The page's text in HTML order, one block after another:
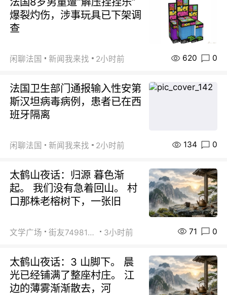
爆裂灼伤，涉事玩具已下架调
查
闲聊法国 新闻我来找 2小时前 620 0
法国卫生部门通报输入性安第
斯汉坦病毒病例，患者已在西
班牙隔离
闲聊法国 新闻我来找 2小时前 134 0
太鹤山夜话：归源 暮色渐
起。 我们没有急着回山。 村
口那株老榕树下，一张旧
文学广场 街友74981146 3小时前 71 0
太鹤山夜话：3 山脚下。 晨
光已经铺满了整座村庄。 江
边的薄雾渐渐散去，河